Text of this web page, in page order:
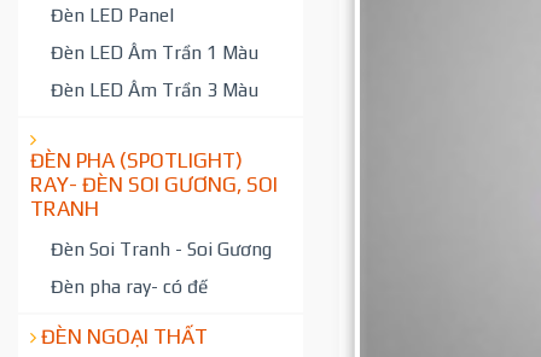
Đèn LED Panel
Đèn LED Âm Trần 1 Màu
Đèn LED Âm Trần 3 Màu
ĐÈN PHA (SPOTLIGHT)
RAY- ĐÈN SOI GƯƠNG, SOI
TRANH
Đèn Soi Tranh - Soi Gương
Đèn pha ray- có đế
ĐÈN NGOẠI THẤT